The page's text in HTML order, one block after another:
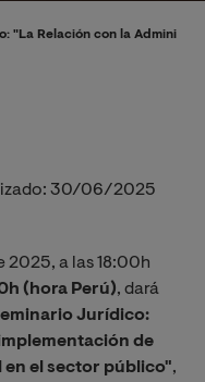
"La Relación con la
30/06/2025
2025, a las 18:00h
(hora Perú), dará
Jurídico:
de
el sector público",